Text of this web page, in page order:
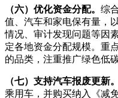
（六）优化资金分配。 综
值、汽车和家电保有量，
情况、审计发现问题等因
定各地资金分配规模。重
的品类，注重推广绿色低
（七）支持汽车报废更新。
乘用车，并购买纳入《减